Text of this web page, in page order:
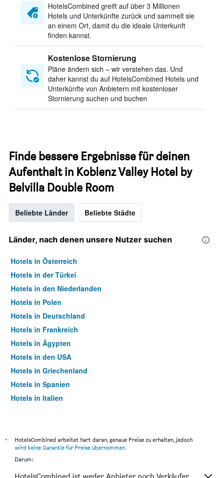
HotelsCombined greift auf über 3 Millionen
Hotels und Unterkünfte zurück und sammelt sie
an einem Ort, damit du die ideale Unterkunft
finden kannst.
Kostenlose Stornierung
Pläne ändern sich – wir verstehen das. Und
daher kannst du auf HotelsCombined Hotels und
Unterkünfte von Anbietern mit kostenloser
Stornierung suchen und buchen
Finde bessere Ergebnisse für deinen
Aufenthalt in Koblenz Valley Hotel by
Belvilla Double Room
Beliebte Länder Beliebte Städte
Länder, nach denen unsere Nutzer suchen
Hotels in Österreich
Hotels in der Türkei
Hotels in den Niederlanden
Hotels in Polen
Hotels in Deutschland
Hotels in Frankreich
Hotels in Ägypten
Hotels in den USA
Hotels in Griechenland
Hotels in Spanien
Hotels in Italien
*
HotelsCombined arbeitet hart daran, genaue Preise zu erhalten, jedoch
wird keine Garantie für Preise übernommen.
Darum:
HotelsCombined ist weder Anbieter noch Verkäufer.